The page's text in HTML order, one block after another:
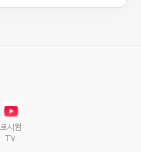
로시컴
TV